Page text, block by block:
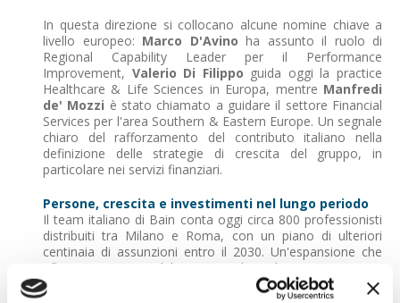
In questa direzione si collocano alcune nomine chiave a
livello europeo: Marco D'Avino ha assunto il ruolo di
Regional Capability Leader per il Performance
Improvement, Valerio Di Filippo guida oggi la practice
Healthcare & Life Sciences in Europa, mentre Manfredi
de' Mozzi è stato chiamato a guidare il settore Financial
Services per l'area Southern & Eastern Europe. Un segnale
chiaro del rafforzamento del contributo italiano nella
definizione delle strategie di crescita del gruppo, in
particolare nei servizi finanziari.
Persone, crescita e investimenti nel lungo periodo
Il team italiano di Bain conta oggi circa 800 professionisti
distribuiti tra Milano e Roma, con un piano di ulteriori
centinaia di assunzioni entro il 2030. Un'espansione che
riflette una visione di lungo periodo e che si accompagna
a un forte investimento sulla crescita interna.